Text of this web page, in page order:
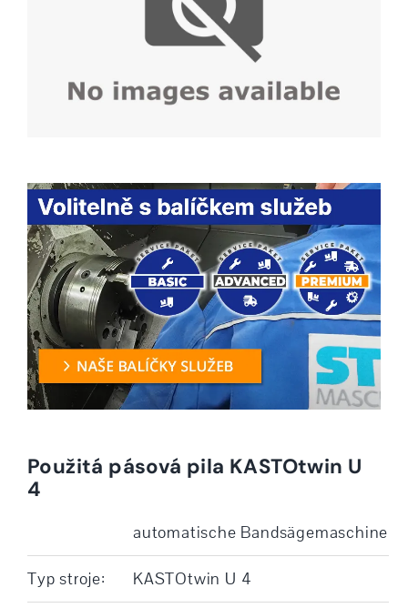
Použitá pásová pila KASTOtwin U
4
automatische Bandsägemaschine
Typ stroje: KASTOtwin U 4